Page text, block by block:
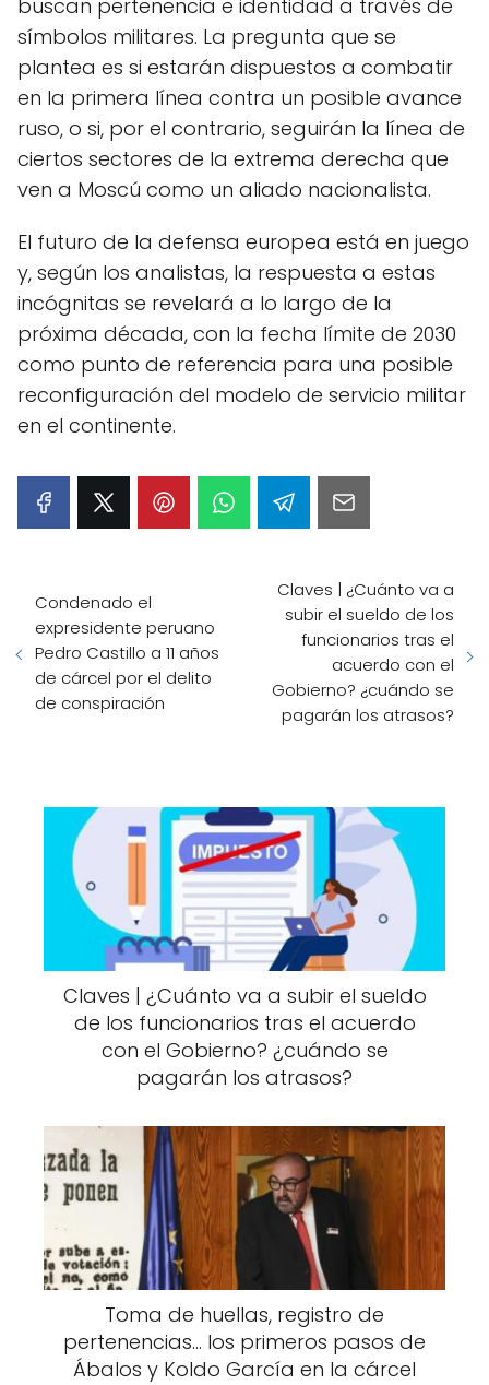
buscan pertenencia e identidad a través de
símbolos militares. La pregunta que se
plantea es si estarán dispuestos a combatir
en la primera línea contra un posible avance
ruso, o si, por el contrario, seguirán la línea de
ciertos sectores de la extrema derecha que
ven a Moscú como un aliado nacionalista.
El futuro de la defensa europea está en juego
y, según los analistas, la respuesta a estas
incógnitas se revelará a lo largo de la
próxima década, con la fecha límite de 2030
como punto de referencia para una posible
reconfiguración del modelo de servicio militar
en el continente.
Condenado el
expresidente peruano
Pedro Castillo a 11 años
de cárcel por el delito
de conspiración
Claves | ¿Cuánto va a
subir el sueldo de los
funcionarios tras el
acuerdo con el
Gobierno? ¿cuándo se
pagarán los atrasos?
Claves | ¿Cuánto va a subir el sueldo
de los funcionarios tras el acuerdo
con el Gobierno? ¿cuándo se
pagarán los atrasos?
Toma de huellas, registro de
pertenencias... los primeros pasos de
Ábalos y Koldo García en la cárcel